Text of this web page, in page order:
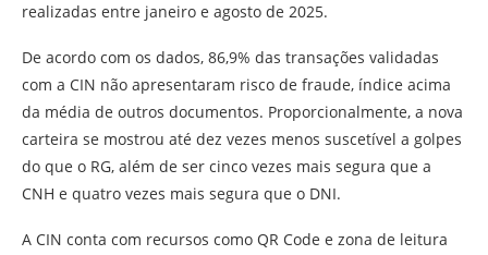
realizadas entre janeiro e agosto de 2025.
De acordo com os dados, 86,9% das transações validadas
com a CIN não apresentaram risco de fraude, índice acima
da média de outros documentos. Proporcionalmente, a nova
carteira se mostrou até dez vezes menos suscetível a golpes
do que o RG, além de ser cinco vezes mais segura que a
CNH e quatro vezes mais segura que o DNI.
A CIN conta com recursos como QR Code e zona de leitura